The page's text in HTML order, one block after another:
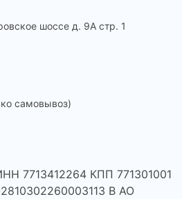
шоссе д. 9А стр. 1
самовывоз)
7713412264 КПП 771301001
В АО